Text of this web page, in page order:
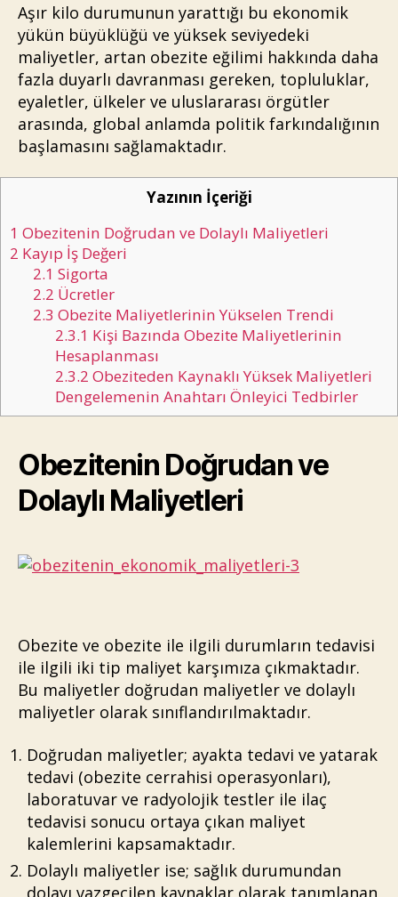
Aşır kilo durumunun yarattığı bu ekonomik
yükün büyüklüğü ve yüksek seviyedeki
maliyetler, artan obezite eğilimi hakkında daha
fazla duyarlı davranması gereken, topluluklar,
eyaletler, ülkeler ve uluslararası örgütler
arasında, global anlamda politik farkındalığının
başlamasını sağlamaktadır.
Yazının İçeriği
1 Obezitenin Doğrudan ve Dolaylı Maliyetleri
2 Kayıp İş Değeri
2.1 Sigorta
2.2 Ücretler
2.3 Obezite Maliyetlerinin Yükselen Trendi
2.3.1 Kişi Bazında Obezite Maliyetlerinin
Hesaplanması
2.3.2 Obeziteden Kaynaklı Yüksek Maliyetleri
Dengelemenin Anahtarı Önleyici Tedbirler
Obezitenin Doğrudan ve
Dolaylı Maliyetleri
Obezite ve obezite ile ilgili durumların tedavisi
ile ilgili iki tip maliyet karşımıza çıkmaktadır.
Bu maliyetler doğrudan maliyetler ve dolaylı
maliyetler olarak sınıflandırılmaktadır.
Doğrudan maliyetler; ayakta tedavi ve yatarak
tedavi (obezite cerrahisi operasyonları),
laboratuvar ve radyolojik testler ile ilaç
tedavisi sonucu ortaya çıkan maliyet
kalemlerini kapsamaktadır.
Dolaylı maliyetler ise; sağlık durumundan
dolayı vazgeçilen kaynaklar olarak tanımlanan